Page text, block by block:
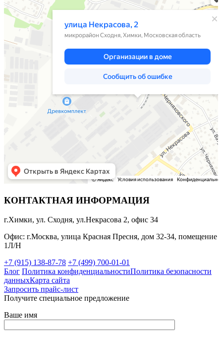
КОНТАКТНАЯ ИНФОРМАЦИЯ
г.Химки, ул. Сходня, ул.Некрасова 2, офис 34
Офис: г.Москва, улица Красная Пресня, дом 32-34, помещение
1Л/Н
+7 (915) 138-87-78 +7 (499) 700-01-01
Блог Политика конфиденциальностиПолитика безопасности
данныхКарта сайта
Запросить прайс-лист
Получите специальное предложение
Ваше имя